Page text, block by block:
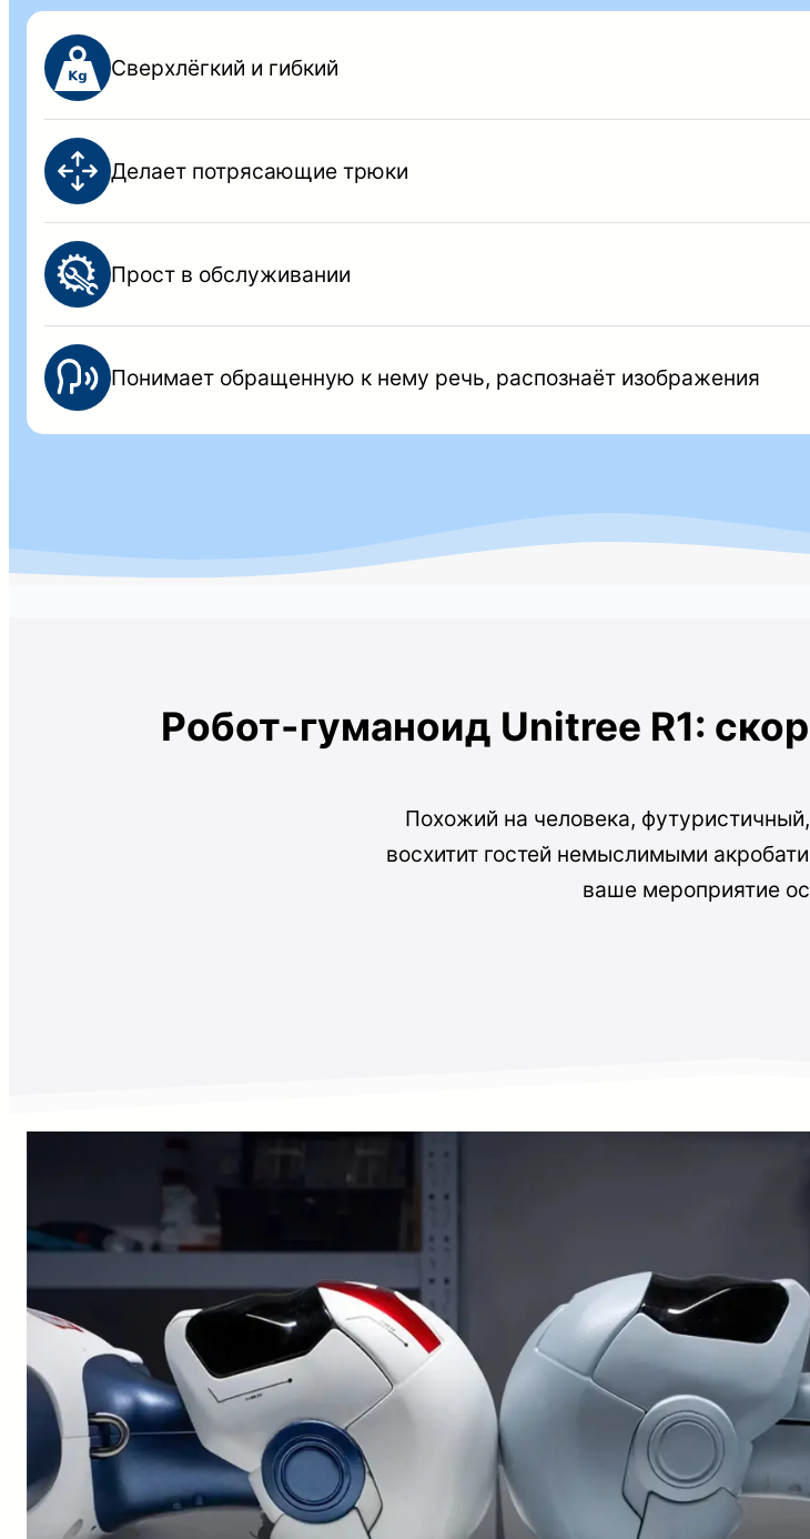
Сверхлёгкий и гибкий
Делает потрясающие трюки
Прост в обслуживании
Понимает обращенную к нему речь, распознаёт изображения
Робот-гуманоид Unitree R1:
Похожий на человека,
восхитит гостей немыслимыми
ваше мероприятие